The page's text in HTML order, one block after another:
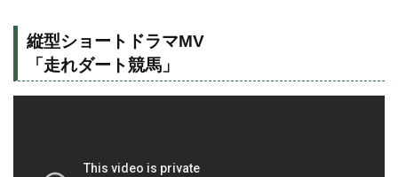
縦型ショートドラマMV
「走れダート競馬」